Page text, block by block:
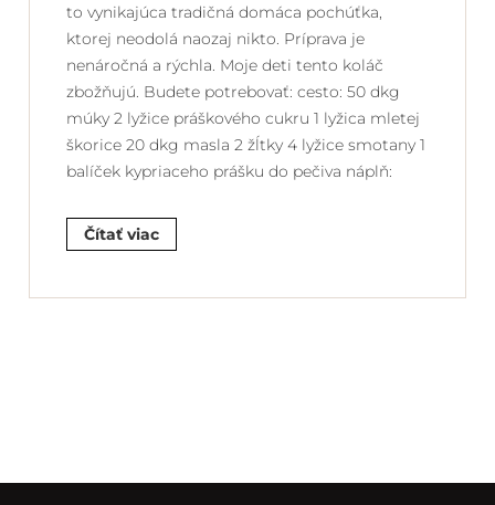
to vynikajúca tradičná domáca pochúťka,
ktorej neodolá naozaj nikto. Príprava je
nenáročná a rýchla. Moje deti tento koláč
zbožňujú. Budete potrebovať: cesto: 50 dkg
múky 2 lyžice práškového cukru 1 lyžica mletej
škorice 20 dkg masla 2 žĺtky 4 lyžice smotany 1
balíček kypriaceho prášku do pečiva náplň:
Čítať viac